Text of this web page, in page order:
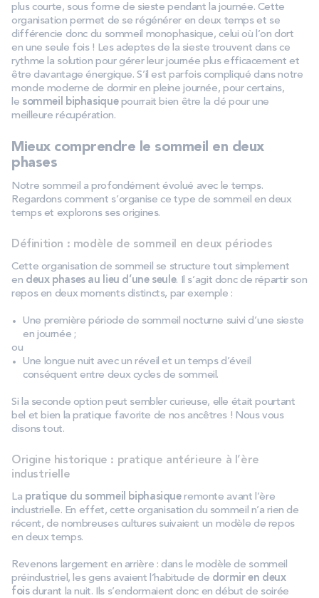
plus courte, sous forme de sieste pendant la journée. Cette
organisation permet de se régénérer en deux temps et se
différencie donc du sommeil monophasique, celui où l’on dort
en une seule fois ! Les adeptes de la sieste trouvent dans ce
rythme la solution pour gérer leur journée plus efficacement et
être davantage énergique. S’il est parfois compliqué dans notre
monde moderne de dormir en pleine journée, pour certains,
le sommeil biphasiquepourrait bien être la clé pour une
meilleure récupération.
Mieux comprendre le sommeil en deux
phases
Notre sommeil a profondément évolué avec le temps.
Regardons comment s’organise ce type de sommeil en deux
temps et explorons ses origines.
Définition : modèle de sommeil en deux périodes
Cette organisation de sommeil se structure tout simplement
en deux phases au lieu d’une seule. Il s’agit donc de répartir son
repos en deux moments distincts, par exemple :
Une première période de sommeil nocturne suivi d’une sieste
en journée ;
ou
Une longue nuit avec un réveil et un temps d’éveil
conséquent entre deux cycles de sommeil.
Si la seconde option peut sembler curieuse, elle était pourtant
bel et bien la pratique favorite de nos ancêtres ! Nous vous
disons tout.
Origine historique : pratique antérieure à l’ère
industrielle
La pratique du sommeil biphasiqueremonte avant l’ère
industrielle. En effet, cette organisation du sommeil n’a rien de
récent, de nombreuses cultures suivaient un modèle de repos
en deux temps.
Revenons largement en arrière : dans le modèle de sommeil
préindustriel, les gens avaient l’habitude de dormir en deux
foisdurant la nuit. Ils s’endormaient donc en début de soirée